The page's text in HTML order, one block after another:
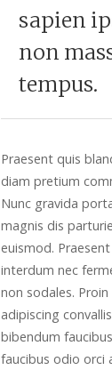
sapien
non
tempus.
Praesent quis
diam pretium
Nunc gravida
magnis dis
euismod.
interdum nec
non sodales.
adipiscing
bibendum
faucibus odio orci